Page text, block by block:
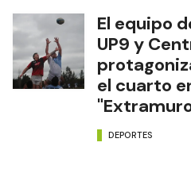
El equipo
UP9 y
el cuarto
DEPORTES